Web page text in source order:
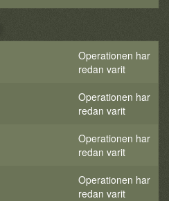
Operationen har
redan varit
Operationen har
redan varit
Operationen har
redan varit
Operationen har
redan varit